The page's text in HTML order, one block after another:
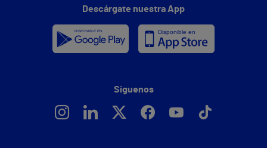
Descárgate nuestra App
Síguenos